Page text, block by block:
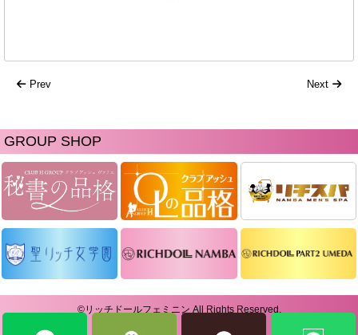
Prev Next
GROUP SHOP
©リッチドールフェミニン All Rights Reserved.